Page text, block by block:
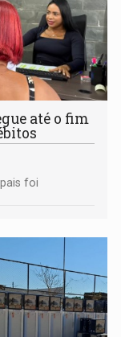
até o fim
foi